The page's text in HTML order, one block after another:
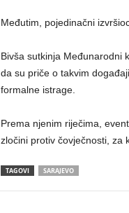
Međutim, pojedinačni
Bivša sutkinja Međunarodni
da su priče o takvim
formalne istrage.
Prema njenim riječima,
zločini protiv čovječnosti, za
TAGOVI SARAJEVO